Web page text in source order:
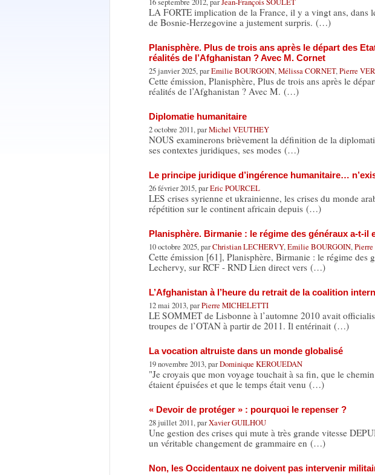
LA FORTE implication de la France, il y a vingt ans, dans
de Bosnie-Herzegovine a justement surpris. (…)
Planisphère. Plus de trois ans après le départ des
réalités de l’Afghanistan ? Avec M. Cornet
25 janvier 2025, parEmilie BOURGOIN,Mélissa CORNET,Pierre
Cette émission, Planisphère, Plus de trois ans après le
réalités de l’Afghanistan ? Avec M. (…)
Diplomatie humanitaire
2 octobre 2011, parMichel VEUTHEY
NOUS examinerons brièvement la définition de la
ses contextes juridiques, ses modes (…)
Le principe juridique d’ingérence humanitaire…
26 février 2015, parEric POURCEL
LES crises syrienne et ukrainienne, les crises du monde
répétition sur le continent africain depuis (…)
Planisphère. Birmanie : le régime des généraux a-t-il
10 octobre 2025, parChristian LECHERVY,Emilie BOURGOIN,
Cette émission [61], Planisphère, Birmanie : le régime des
Lechervy, sur RCF - RND Lien direct vers (…)
L’Afghanistan à l’heure du retrait de la coalition
12 mai 2013, parPierre MICHELETTI
LE SOMMET de Lisbonne à l’automne 2010 avait
troupes de l’OTAN à partir de 2011. Il entérinait (…)
La vocation altruiste dans un monde globalisé
19 novembre 2013, parDominique KEROUEDAN
"Je croyais que mon voyage touchait à sa fin, que le
étaient épuisées et que le temps était venu (…)
« Devoir de protéger » : pourquoi le repenser ?
28 juillet 2011, parXavier GUILHOU
Une gestion des crises qui mute à très grande vitesse
un véritable changement de grammaire en (…)
Non, les Occidentaux ne doivent pas intervenir